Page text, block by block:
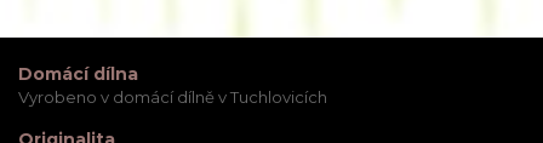
Domácí dílna
Vyrobeno v domácí dílně v Tuchlovicích